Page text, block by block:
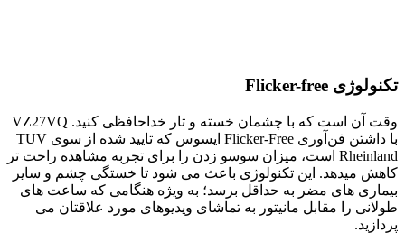
تکنولوژی Flicker-free
وقت آن است که با چشمان خسته و تار خداحافظی کنید. VZ27VQ
با داشتن فن‌آوری Flicker-Free ایسوس که تایید شده از سوی TUV
Rheinland است، میزان سوسو زدن را برای تجربه مشاهده راحت تر
کاهش میدهد. این تکنولوژی باعث می شود تا خستگی چشم و سایر
بیماری های مضر به حداقل برسد؛ به ویژه هنگامی که ساعت های
طولانی را مقابل مانیتور به تماشای ویدیوهای مورد علاقتان می
پردازید.